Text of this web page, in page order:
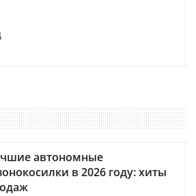
автономные
в 2026 году: хиты